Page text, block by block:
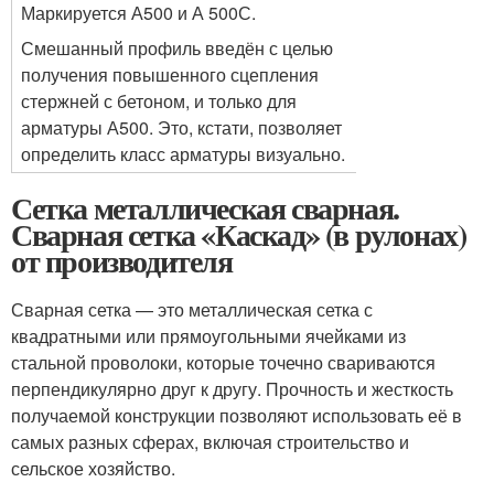
Маркируется А500 и А 500С.
Смешанный профиль введён с целью
получения повышенного сцепления
стержней с бетоном, и только для
арматуры А500. Это, кстати, позволяет
определить класс арматуры визуально.
Сетка металлическая сварная.
Сварная сетка «Каскад» (в рулонах)
от производителя
Сварная сетка — это металлическая сетка с
квадратными или прямоугольными ячейками из
стальной проволоки, которые точечно свариваются
перпендикулярно друг к другу. Прочность и жесткость
получаемой конструкции позволяют использовать её в
самых разных сферах, включая строительство и
сельское хозяйство.